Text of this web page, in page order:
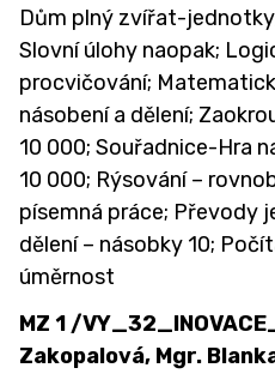
Dům plný zvířat-
Slovní úlohy naopak;
procvičování;
násobení a dělení;
10 000; Souřadnice-Hra
10 000; Rýsování –
písemná práce; Převody
dělení – násobky 10;
úměrnost
MZ 1 /
Zakopalová, Mgr.